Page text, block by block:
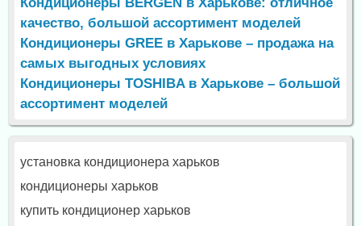
качество, большой ассортимент моделей
Кондиционеры GREE в Харькове – продажа на
самых выгодных условиях
Кондиционеры TOSHIBA в Харькове – большой
ассортимент моделей
установка кондиционера харьков
кондиционеры харьков
купить кондиционер харьков